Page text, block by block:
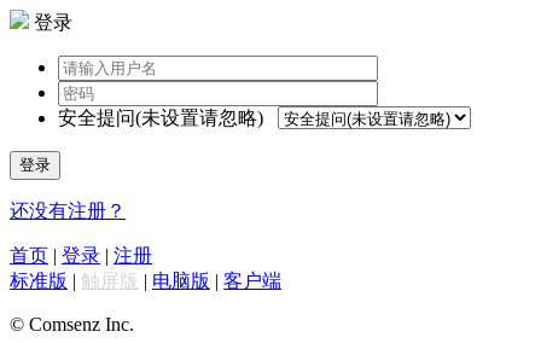
登录
安全提问(未设置请忽略)
登录
还没有注册？
首页 | 登录 | 注册
标准版 | 触屏版 | 电脑版 | 客户端
© Comsenz Inc.